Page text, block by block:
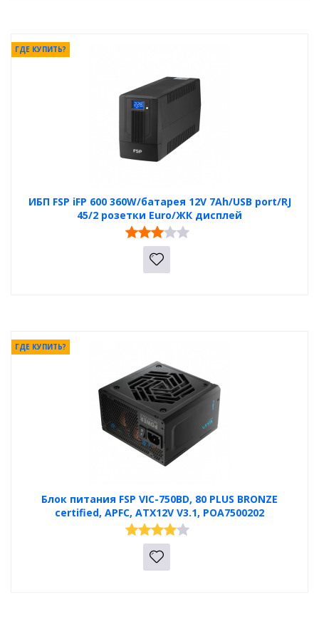
ИБП FSP iFP 600 360W/батарея 12V 7Ah/USB port/RJ
45/2 розетки Euro/ЖК дисплей
ГДЕ КУПИТЬ?
Блок питания FSP VIC-750BD, 80 PLUS BRONZE
certified, APFC, ATX12V V3.1, POA7500202
ГДЕ КУПИТЬ?